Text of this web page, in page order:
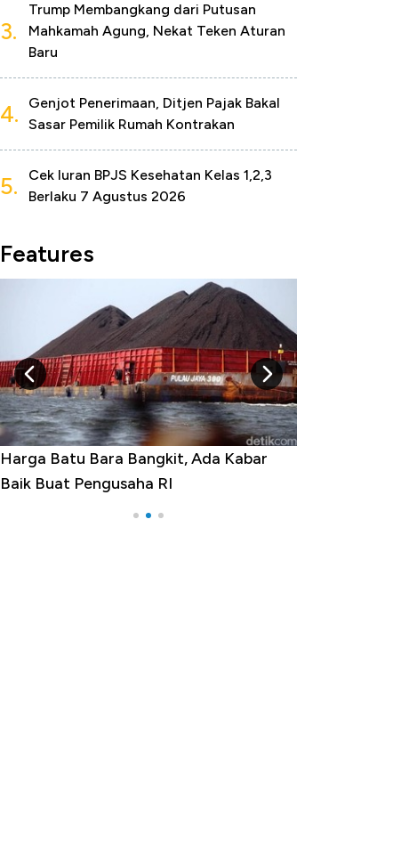
3.
Trump Membangkang dari Putusan
Mahkamah Agung, Nekat Teken Aturan
Baru
4.
Genjot Penerimaan, Ditjen Pajak Bakal
Sasar Pemilik Rumah Kontrakan
5.
Cek Iuran BPJS Kesehatan Kelas 1,2,3
Berlaku 7 Agustus 2026
Features
Harga Emas Jatuh Usai Terbang 3 Hari,
Apa yang Sebenarnya Terjadi?